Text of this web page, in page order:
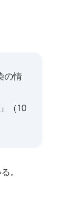
の情
（10
。